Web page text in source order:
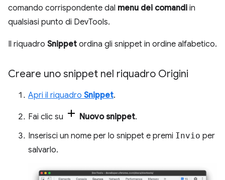
comando corrispondente dal menu dei comandi in
qualsiasi punto di DevTools.
Il riquadro Snippet ordina gli snippet in ordine alfabetico.
Creare uno snippet nel riquadro Origini
Apri il riquadro Snippet.
Fai clic su Nuovo snippet.
Inserisci un nome per lo snippet e premi Invio per
salvarlo.